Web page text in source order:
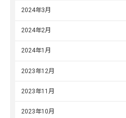
2024年3月
2024年2月
2024年1月
2023年12月
2023年11月
2023年10月